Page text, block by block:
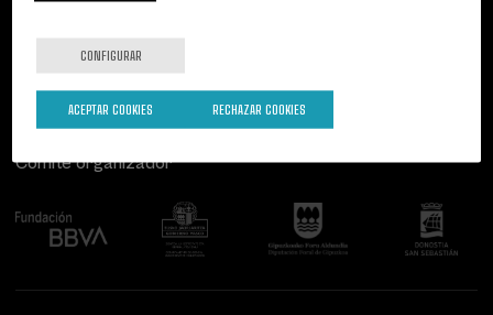
Comité organizador
CONFIGURAR
RECHAZAR COOKIES
ACEPTAR COOKIES